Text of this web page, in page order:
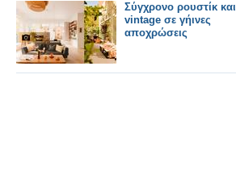
Σύγχρονο ρουστίκ και
vintage σε γήινες
αποχρώσεις